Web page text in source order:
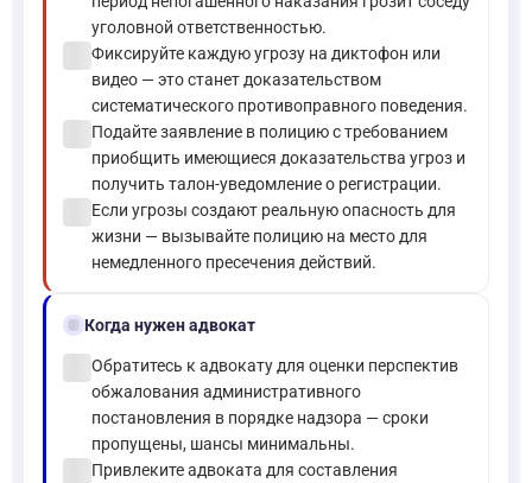
уголовной ответственностью.
Фиксируйте каждую угрозу на диктофон или
видео — это станет доказательством
систематического противоправного поведения.
Подайте заявление в полицию с требованием
приобщить имеющиеся доказательства угроз и
получить талон-уведомление о регистрации.
Если угрозы создают реальную опасность для
жизни — вызывайте полицию на место для
немедленного пресечения действий.
gavelКогда нужен адвокат
Обратитесь к адвокату для оценки перспектив
обжалования административного
постановления в порядке надзора — сроки
пропущены, шансы минимальны.
Привлеките адвоката для составления